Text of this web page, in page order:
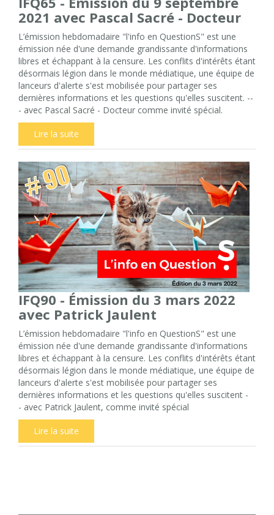
2021 avec Pascal Sacré - Docteur
L’émission hebdomadaire "l'info en QuestionS" est une
émission née d'une demande grandissante d'informations
libres et échappant à la censure. Les conflits d'intérêts étant
désormais légion dans le monde médiatique, une équipe de
lanceurs d'alerte s'est mobilisée pour partager ses
dernières informations et les questions qu'elles suscitent. --
- avec Pascal Sacré - Docteur comme invité spécial.
Lire la suite
IFQ90 - Émission du 3 mars 2022
avec Patrick Jaulent
L’émission hebdomadaire "l'info en QuestionS" est une
émission née d'une demande grandissante d'informations
libres et échappant à la censure. Les conflits d'intérêts étant
désormais légion dans le monde médiatique, une équipe de
lanceurs d'alerte s'est mobilisée pour partager ses
dernières informations et les questions qu'elles suscitent -
- avec Patrick Jaulent, comme invité spécial
Lire la suite